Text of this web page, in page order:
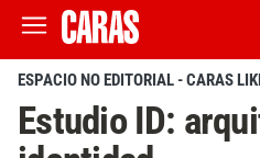
ESPACIO NO EDITORIAL - CARAS
Estudio ID: